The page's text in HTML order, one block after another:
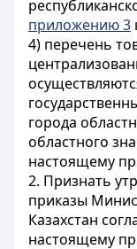
приложению 3
4) перечень
города
областного
настоящему
2. Признать
приказы
Казахстан
настоящему